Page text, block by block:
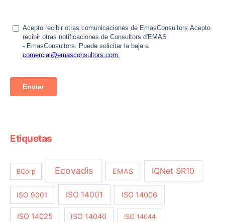
Etiquetas
BCorp Ecovadis EMAS IQNet SR10
ISO 9001 ISO 14001 ISO 14006
ISO 14025 ISO 14040 ISO 14044